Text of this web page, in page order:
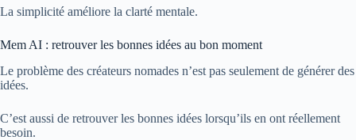
La simplicité améliore la clarté mentale.
Mem AI : retrouver les bonnes idées au bon moment
Le problème des créateurs nomades n’est pas seulement de générer des
idées.
C’est aussi de retrouver les bonnes idées lorsqu’ils en ont réellement
besoin.